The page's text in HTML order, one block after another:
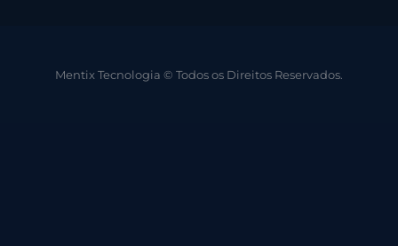
Mentix Tecnologia © Todos os Direitos Reservados.